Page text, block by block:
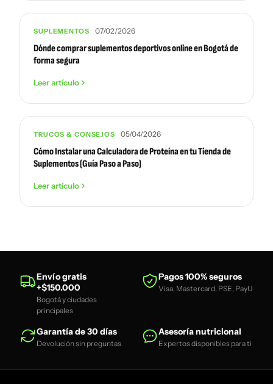
SUPLEMENTOS 07/02/2026
Dónde comprar suplementos deportivos online en Bogotá de
forma segura
Leer artículo
TRUCOS & CONSEJOS 05/04/2026
Cómo Instalar una Calculadora de Proteína en tu Tienda de
Suplementos (Guía Paso a Paso)
Leer artículo
Envío gratis
+$150.000
Bogotá y ciudades
principales
Pagos 100% seguros
Visa, Mastercard, PSE, PayU
Garantía de 30 días
Devolución sin preguntas
Asesoría nutricional
Expertos disponibles para ti